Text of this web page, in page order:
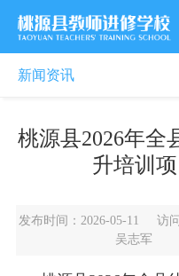
新闻资讯
桃源县2026年全
升培训
发布时间：2026-05-11
吴志军